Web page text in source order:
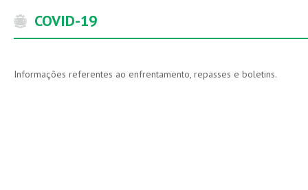
COVID-19
Informações referentes ao enfrentamento, repasses e boletins.